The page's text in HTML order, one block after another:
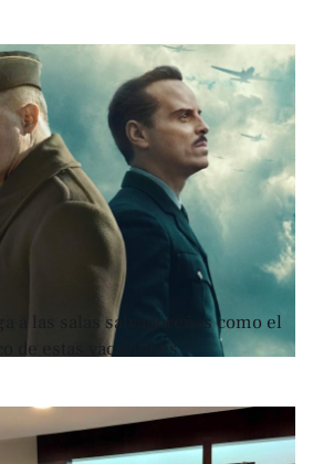
a las salas salvadoreñas como el
de estas vacaciones